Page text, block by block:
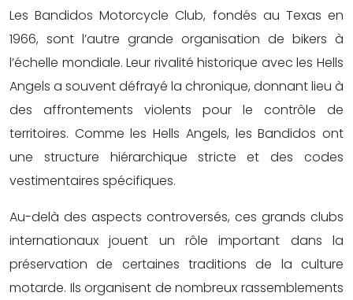
Les Bandidos Motorcycle Club, fondés au Texas en
1966, sont l’autre grande organisation de bikers à
l’échelle mondiale. Leur rivalité historique avec les Hells
Angels a souvent défrayé la chronique, donnant lieu à
des affrontements violents pour le contrôle de
territoires. Comme les Hells Angels, les Bandidos ont
une structure hiérarchique stricte et des codes
vestimentaires spécifiques.
Au-delà des aspects controversés, ces grands clubs
internationaux jouent un rôle important dans la
préservation de certaines traditions de la culture
motarde. Ils organisent de nombreux rassemblements